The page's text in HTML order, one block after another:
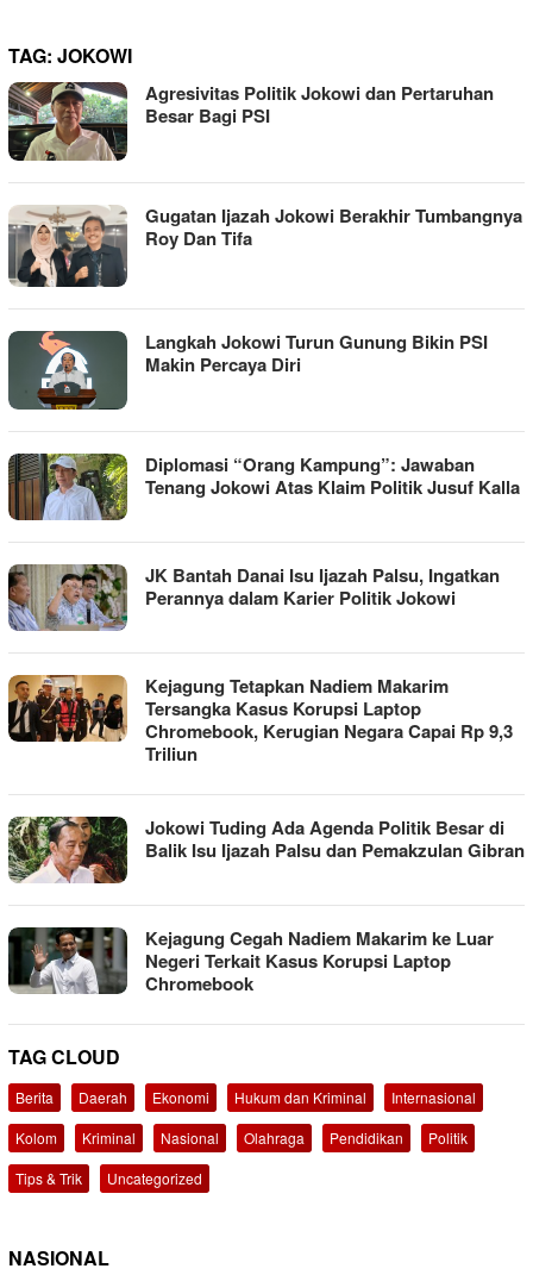
TAG: JOKOWI
Agresivitas Politik Jokowi dan Pertaruhan
Besar Bagi PSI
Gugatan Ijazah Jokowi Berakhir Tumbangnya
Roy Dan Tifa
Langkah Jokowi Turun Gunung Bikin PSI
Makin Percaya Diri
Diplomasi “Orang Kampung”: Jawaban
Tenang Jokowi Atas Klaim Politik Jusuf Kalla
JK Bantah Danai Isu Ijazah Palsu, Ingatkan
Perannya dalam Karier Politik Jokowi
Kejagung Tetapkan Nadiem Makarim
Tersangka Kasus Korupsi Laptop
Chromebook, Kerugian Negara Capai Rp 9,3
Triliun
Jokowi Tuding Ada Agenda Politik Besar di
Balik Isu Ijazah Palsu dan Pemakzulan Gibran
Kejagung Cegah Nadiem Makarim ke Luar
Negeri Terkait Kasus Korupsi Laptop
Chromebook
TAG CLOUD
Berita Daerah Ekonomi Hukum dan Kriminal
Internasional
Kolom
Kriminal Nasional Olahraga Pendidikan
Politik
Tips & Trik
Uncategorized
NASIONAL